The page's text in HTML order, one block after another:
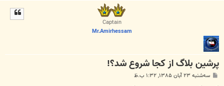
Captain
Mr.Amirhessam
پرشین بلاگ از کجا شروع شد؟!
سه‌شنبه ۲۳ آبان ۱۳۸۵, ۱:۳۲ ب.ظ